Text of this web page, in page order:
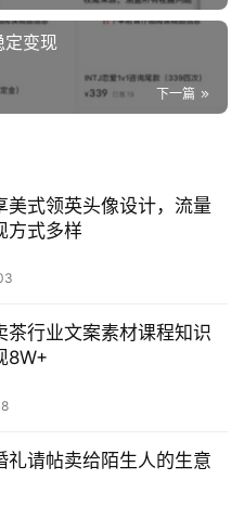
定变现
下一篇
美式领英头像设计，流量
方式多样
茶行业文案素材课程知识
8W+
礼请帖卖给陌生人的生意